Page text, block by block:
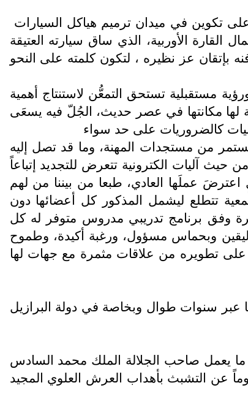
تكوين في ميدان ترميم هياكل السيارات
القارة الأوربية، الذي ساق سيارته العتيقة
بإتقان عز نظيره ، لتكون كلمته على النحو
مستقبلية تستحق التمعُّن لاستنتاج أهمية
لها مكانتها في عصر حديث، الجُلّ فيه يسعَى
كالضروريات على حد سواء
من مستجدات المهنة، وما قد تصل إليه
حيث آليات الكترونية تتعرض للتجديد إتباعاً
عملَها العادي، طبعا من بيننا من لهم
تتطلع ليشمل المذكور كل أعضائها دون
وفق برنامج تدريبي مدروس متوفر له كل
وبحماس مسؤول، ورغبة أكيدة، وطموح
تطويره من علاقات مثمرة مع جهات لها
عبر سنوات طوال وبخاصة في دولة البرازيل
ما يعمل صاحب الجلالة الملك محمد السادس
عن التشبث بأهداب العرش العلوي المجيد